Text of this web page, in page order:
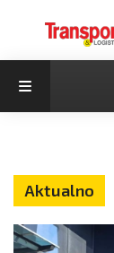
Aktualno